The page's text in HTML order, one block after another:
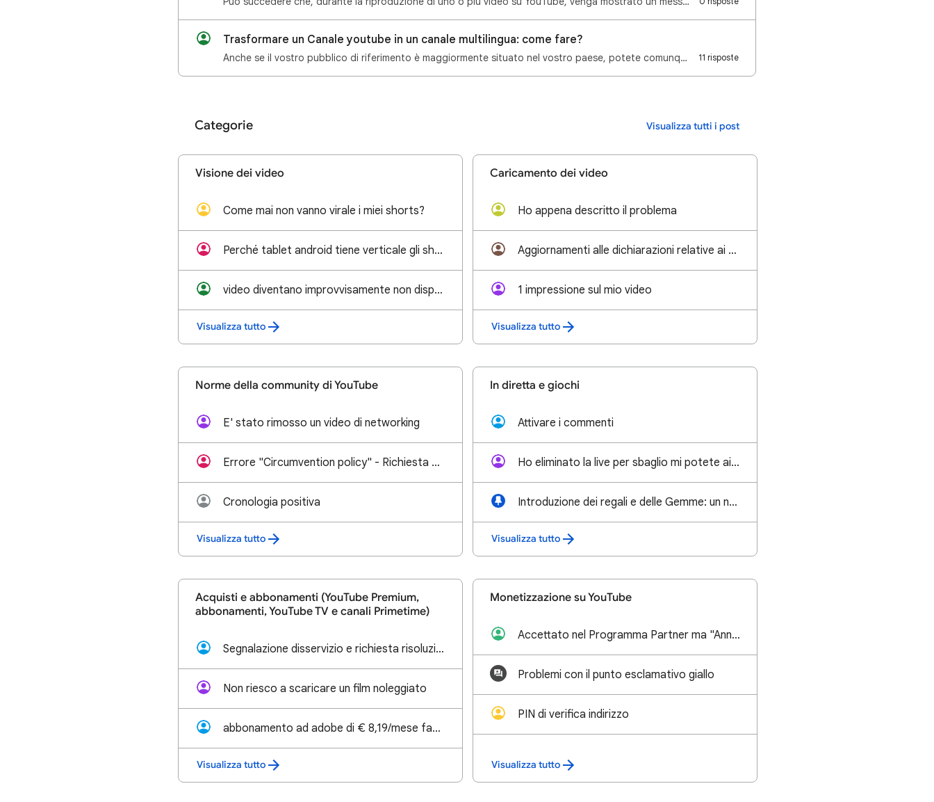
Trasformare un Canale youtube in un canale multilingua: come fare?
Anche se il vostro pubblico di riferimento è maggiormente situato nel vostro paese, potete comunque … 11 risposte
Categorie Visualizza tutti i post
Visione dei video
Come mai non vanno virale i miei shorts?
Perché tablet android tiene verticale gli shorts anche se fino a qualche mese prima erra orizzontale
video diventano improvvisamente non disponibili per restrizioni, senza violarne alcuna
Visualizza tutto
Caricamento dei video
Ho appena descritto il problema
Aggiornamenti alle dichiarazioni relative ai contenuti AI per conquistare la fiducia del pubblico
1 impressione sul mio video
Visualizza tutto
Norme della community di YouTube
E' stato rimosso un video di networking
Errore "Circumvention policy" - Richiesta di verifica manuale per canale rimosso
Cronologia positiva
Visualizza tutto
In diretta e giochi
Attivare i commenti
Ho eliminato la live per sbaglio mi potete aiutare grazie
Introduzione dei regali e delle Gemme: un nuovo modo per i creator di guadagnare su YouTube! ✨
Visualizza tutto
Acquisti e abbonamenti (YouTube Premium,
abbonamenti, YouTube TV e canali Primetime)
Segnalazione disservizio e richiesta risoluzione - Sovrascrittura e cancellazione abbonamento YouTub
Non riesco a scaricare un film noleggiato
abbonamento ad adobe di € 8,19/mese fatto erroneamente?
Visualizza tutto
Monetizzazione su YouTube
Accettato nel Programma Partner ma "Annunci disattivati" su tutti i video - Cosa manca?
Problemi con il punto esclamativo giallo
PIN di verifica indirizzo
Visualizza tutto